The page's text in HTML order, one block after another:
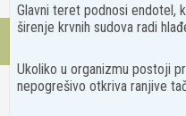
Glavni teret podnosi endotel,
širenje krvnih sudova radi
Ukoliko u organizmu postoji
nepogrešivo otkriva ranjive